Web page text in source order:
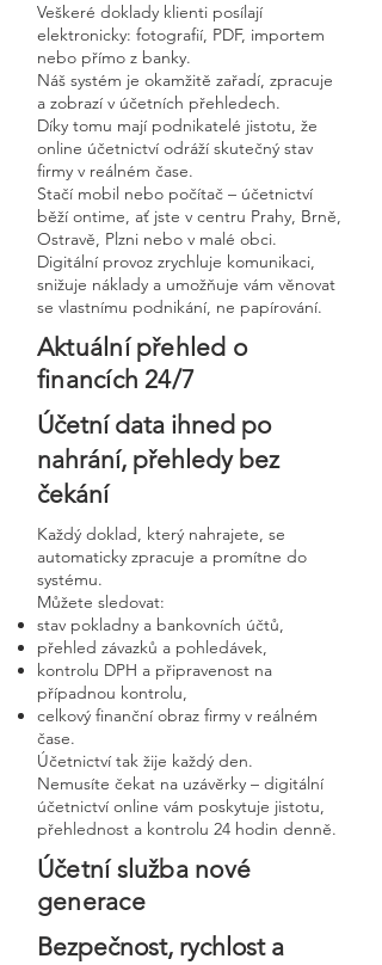
Veškeré doklady klienti posílají
elektronicky: fotografií, PDF, importem
nebo přímo z banky.
Náš systém je okamžitě zařadí, zpracuje
a zobrazí v účetních přehledech.
Díky tomu mají podnikatelé jistotu, že
online účetnictví odráží skutečný stav
firmy v reálném čase.
Stačí mobil nebo počítač – účetnictví
běží ontime, ať jste v centru Prahy, Brně,
Ostravě, Plzni nebo v malé obci.
Digitální provoz zrychluje komunikaci,
snižuje náklady a umožňuje vám věnovat
se vlastnímu podnikání, ne papírování.
Aktuální přehled o
financích 24/7
Účetní data ihned po
nahrání, přehledy bez
čekání
Každý doklad, který nahrajete, se
automaticky zpracuje a promítne do
systému.
Můžete sledovat:
stav pokladny a bankovních účtů,
přehled závazků a pohledávek,
kontrolu DPH a připravenost na
případnou kontrolu,
celkový finanční obraz firmy v reálném
čase.
Účetnictví tak žije každý den.
Nemusíte čekat na uzávěrky – digitální
účetnictví online vám poskytuje jistotu,
přehlednost a kontrolu 24 hodin denně.
Účetní služba nové
generace
Bezpečnost, rychlost a